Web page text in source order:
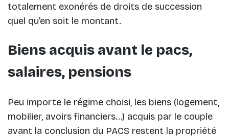
totalement exonérés de droits de succession
quel qu'en soit le montant.
Biens acquis avant le pacs,
salaires, pensions
Peu importe le régime choisi, les biens (logement,
mobilier, avoirs financiers…) acquis par le couple
avant la conclusion du PACS restent la propriété